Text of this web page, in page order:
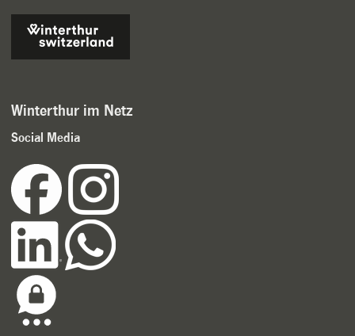
Winterthur im Netz
Social Media